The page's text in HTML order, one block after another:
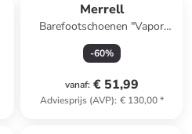
Merrell
Barefootschoenen "Vapor
Glove 6 Boa" zwart
-60%
vanaf: € 51,99
Adviesprijs (AVP): € 130,00*